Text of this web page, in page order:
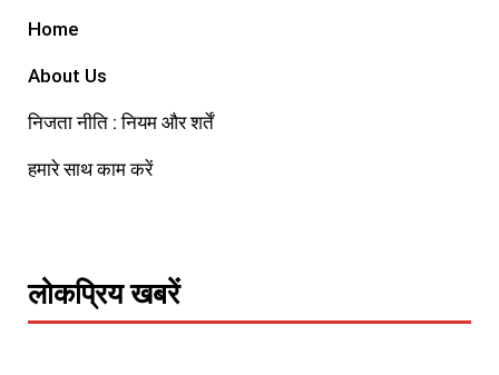
Home
About Us
निजता नीति : नियम और शर्तें
हमारे साथ काम करें
लोकप्रिय खबरें